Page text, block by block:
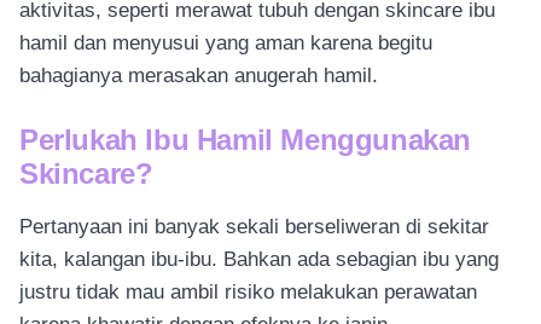
aktivitas, seperti merawat tubuh dengan skincare ibu
hamil dan menyusui yang aman karena begitu
bahagianya merasakan anugerah hamil.
Perlukah Ibu Hamil Menggunakan
Skincare?
Pertanyaan ini banyak sekali berseliweran di sekitar
kita, kalangan ibu-ibu. Bahkan ada sebagian ibu yang
justru tidak mau ambil risiko melakukan perawatan